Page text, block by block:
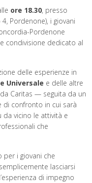
o
k
r e
s
t
I
n
p
p
a
m
ore 18.30, presso
Pordenone), i giovani
Pordenone
condivisione dedicato al
delle esperienze in
Universale e delle altre
Caritas — seguita da un
di confronto in cui sarà
vicino le attività e
che
i giovani che
lasciarsi
di impegno